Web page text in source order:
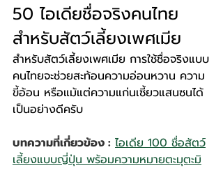
50 ไอเดียชื่อจริงคนไทย
สำหรับสัตว์เลี้ยงเพศเมีย
สำหรับสัตว์เลี้ยงเพศเมีย การใช้ชื่อจริงแบบ
คนไทยจะช่วยสะท้อนความอ่อนหวาน ความ
ขี้อ้อน หรือแม้แต่ความแก่นเซี้ยวแสนซนได้
เป็นอย่างดีครับ
บทความที่เกี่ยวข้อง : ไอเดีย 100 ชื่อสัตว์
เลี้ยงแบบญี่ปุ่น พร้อมความหมายตะมุตะมิ